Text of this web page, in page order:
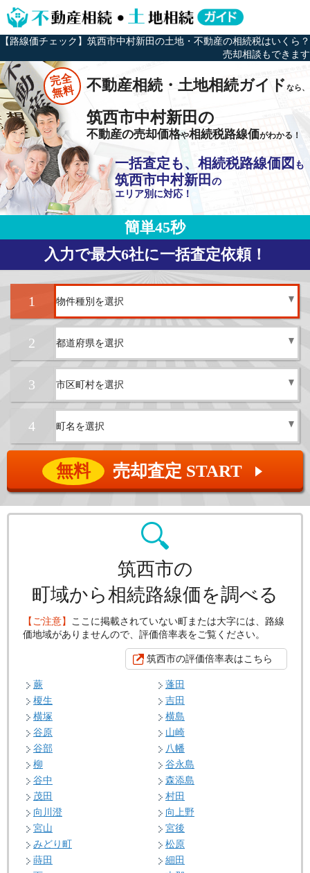
【路線価チェック】筑西市中村新田の土地・不動産の相続税はいくら？
売却相談もできます
完全
無料 不動産相続・土地相続ガイドなら、
筑西市中村新田の
不動産の売却価格や相続税路線価がわかる！
一括査定も、相続税路線価図 も
筑西市中村新田 の
エリア別に対応！
簡単45秒
入力で最大6社に一括査定依頼！
1
2
3
4
無料 売却査定 START ▲
筑西市の
町域から相続路線価を調べる
【ご注意】 ここに掲載されていない町または大字には、路線
価地域がありませんので、評価倍率表をご覧ください。
筑西市の評価倍率表はこちら
蕨
蓬田
榎生
吉田
横塚
横島
谷原
山崎
谷部
八幡
柳
谷永島
谷中
森添島
茂田
村田
向川澄
向上野
宮山
宮後
みどり町
松原
蒔田
細田